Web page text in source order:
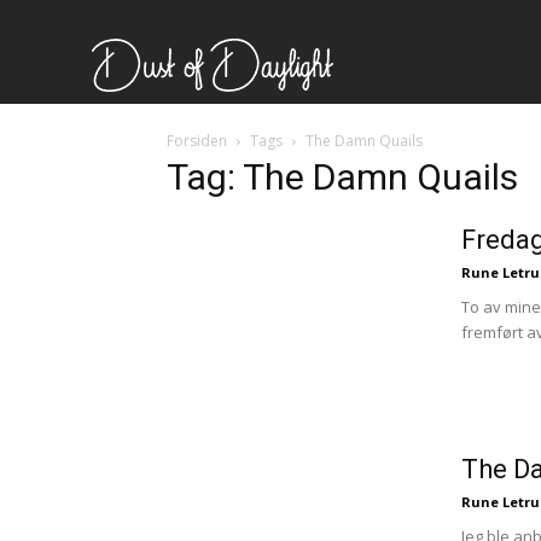
Les bloggen.Passer
Forsiden Tags The Damn Quails
Tag: The Damn Quails
Rune
To av
fremført
The
Rune
Jeg ble